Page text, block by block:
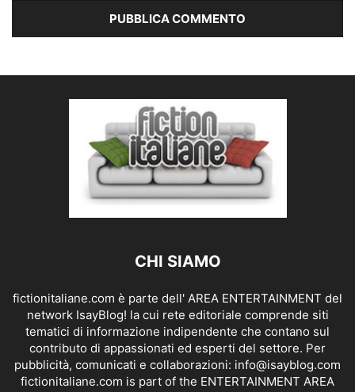
CHI SIAMO
fictionitaliane.com è parte dell' AREA ENTERTAINMENT del
network IsayBlog! la cui rete editoriale comprende siti
tematici di informazione indipendente che contano sul
contributo di appassionati ed esperti del settore. Per
pubblicità, comunicati e collaborazioni: info@isayblog.com
fictionitaliane.com is part of the ENTERTAINMENT AREA